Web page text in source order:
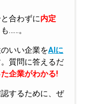
合わずに内定
……。
いい企業をAIに
質問に答えるだ
企業がわかる!
するために、ぜ